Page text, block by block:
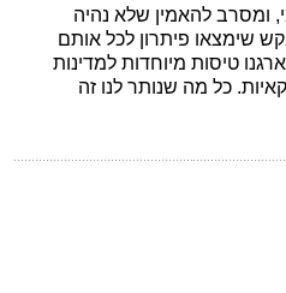
ומסרב להאמין שלא נהיה
שימצאו פיתרון לכל אותם
טיסות מיוחדות למדינות
כל מה שנותר לנו זה